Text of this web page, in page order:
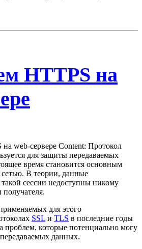
HTTPS на
web-сервере Content: Протокол
для защиты передаваемых
время становится основным
В теории, данные
сессии недоступны никому
для этого
SSL и TLS в последние годы
проблем, которые потенциально могу
данных.